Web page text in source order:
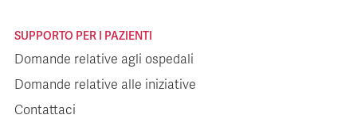
SUPPORTO PER I PAZIENTI
Domande relative agli ospedali
Domande relative alle iniziative
Contattaci